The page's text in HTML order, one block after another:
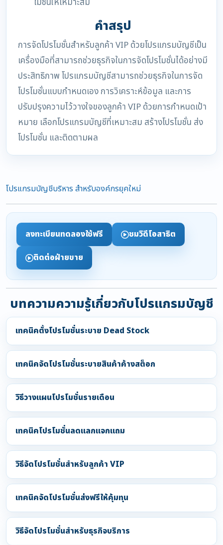
คำสรุป
การจัดโปรโมชั่นสำหรับลูกค้า VIP ด้วยโปรแกรมบัญชีเป็น
เครื่องมือที่สามารถช่วยธุรกิจในการจัดโปรโมชั่นได้อย่างมี
ประสิทธิภาพ โปรแกรมบัญชีสามารถช่วยธุรกิจในการจัด
โปรโมชั่นแบบกำหนดเอง การวิเคราะห์ข้อมูล และการ
ปรับปรุงความไว้วางใจของลูกค้า VIP ด้วยการกำหนดเป้า
หมาย เลือกโปรแกรมบัญชีที่เหมาะสม สร้างโปรโมชั่น ส่ง
โปรโมชั่น และติดตามผล
โปรแกรมบัญชีบริหาร สำหรับองค์กรยุคใหม่
ลงทะเบียนทดลองใช้ฟรี
ชมวิดีโอสาธิต
ติดต่อฝ่ายขาย
บทความความรู้เกี่ยวกับโปรแกรมบัญชี
เทคนิคตั้งโปรโมชั่นระบาย Dead Stock
เทคนิคจัดโปรโมชั่นระบายสินค้าค้างสต็อก
วิธีวางแผนโปรโมชั่นรายเดือน
เทคนิคโปรโมชั่นลดแลกแจกแถม
วิธีจัดโปรโมชั่นสำหรับลูกค้า VIP
เทคนิคจัดโปรโมชั่นส่งฟรีให้คุ้มทุน
วิธีจัดโปรโมชั่นสำหรับธุรกิจบริการ